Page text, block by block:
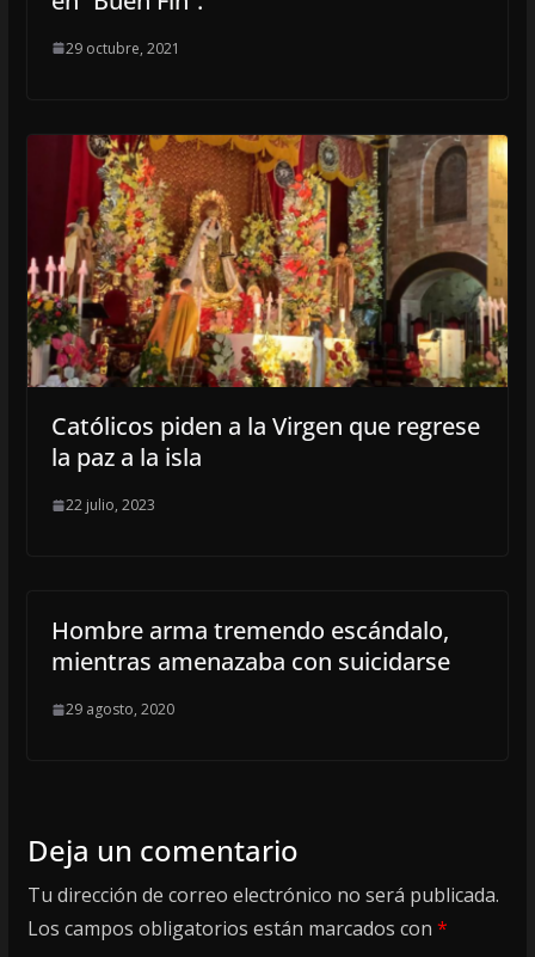
29 octubre, 2021
Católicos piden a la Virgen que regrese
la paz a la isla
22 julio, 2023
Hombre arma tremendo escándalo,
mientras amenazaba con suicidarse
29 agosto, 2020
Deja un comentario
Tu dirección de correo electrónico no será publicada.
Los campos obligatorios están marcados con *